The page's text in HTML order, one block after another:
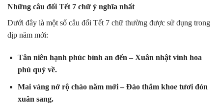
Những câu đối Tết 7 chữ ý nghĩa nhất
Dưới đây là một số câu đối Tết 7 chữ thường được sử dụng trong
dịp năm mới:
Tân niên hạnh phúc bình an đến – Xuân nhật vinh hoa
phú quý về.
Mai vàng nở rộ chào năm mới – Đào thắm khoe tươi đón
xuân sang.